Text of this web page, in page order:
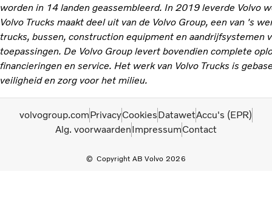
worden in 14 landen geassembleerd. In 2019 leverde Volvo
Volvo Trucks maakt deel uit van de Volvo Group, een van 's
trucks, bussen, construction equipment en aandrijfsystemen
toepassingen. De Volvo Group levert bovendien complete
financieringen en service. Het werk van Volvo Trucks is
veiligheid en zorg voor het milieu.
Copyright AB Volvo 2026
volvogroup.comPrivacyCookiesDatawetAccu's (EPR)
Alg. voorwaardenImpressumContact